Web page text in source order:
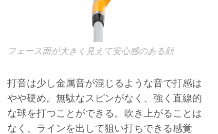
フェース面が大きく見えて安心感のある顔
打音は少し金属音が混じるような音で打感は
やや硬め。無駄なスピンがなく、強く直線的
な球を打つことができる。吹き上がることは
なく、ラインを出して狙い打ちできる感覚